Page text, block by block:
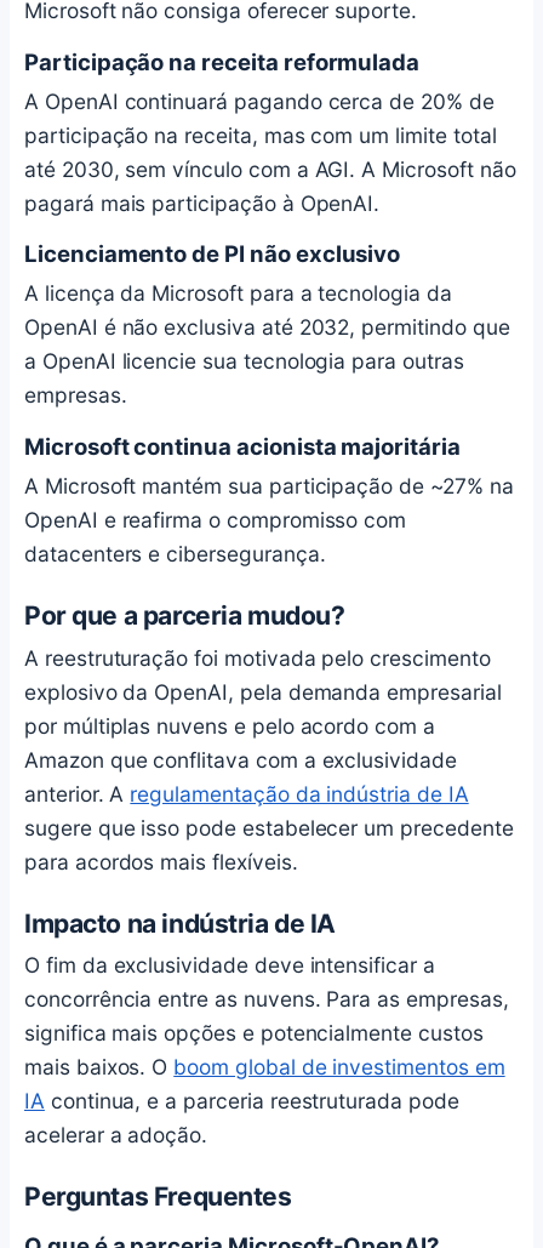
Microsoft não consiga oferecer suporte.
Participação na receita reformulada
A OpenAI continuará pagando cerca de 20% de
participação na receita, mas com um limite total
até 2030, sem vínculo com a AGI. A Microsoft não
pagará mais participação à OpenAI.
Licenciamento de PI não exclusivo
A licença da Microsoft para a tecnologia da
OpenAI é não exclusiva até 2032, permitindo que
a OpenAI licencie sua tecnologia para outras
empresas.
Microsoft continua acionista majoritária
A Microsoft mantém sua participação de ~27% na
OpenAI e reafirma o compromisso com
datacenters e cibersegurança.
Por que a parceria mudou?
A reestruturação foi motivada pelo crescimento
explosivo da OpenAI, pela demanda empresarial
por múltiplas nuvens e pelo acordo com a
Amazon que conflitava com a exclusividade
anterior. A regulamentação da indústria de IA
sugere que isso pode estabelecer um precedente
para acordos mais flexíveis.
Impacto na indústria de IA
O fim da exclusividade deve intensificar a
concorrência entre as nuvens. Para as empresas,
significa mais opções e potencialmente custos
mais baixos. O boom global de investimentos em
IA continua, e a parceria reestruturada pode
acelerar a adoção.
Perguntas Frequentes